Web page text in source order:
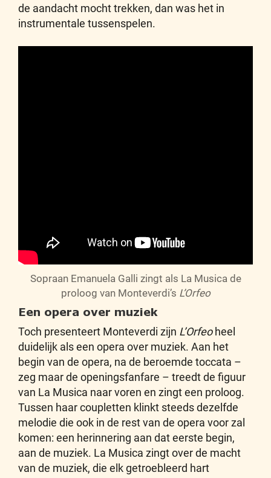
de aandacht mocht trekken, dan was het in
instrumentale tussenspelen.
Sopraan Emanuela Galli zingt als La Musica de
proloog van Monteverdi’s L’Orfeo
Een opera over muziek
Toch presenteert Monteverdi zijn L’Orfeoheel
duidelijk als een opera over muziek. Aan het
begin van de opera, na de beroemde toccata –
zeg maar de openingsfanfare – treedt de figuur
van La Musica naar voren en zingt een proloog.
Tussen haar coupletten klinkt steeds dezelfde
melodie die ook in de rest van de opera voor zal
komen: een herinnering aan dat eerste begin,
aan de muziek. La Musica zingt over de macht
van de muziek, die elk getroebleerd hart